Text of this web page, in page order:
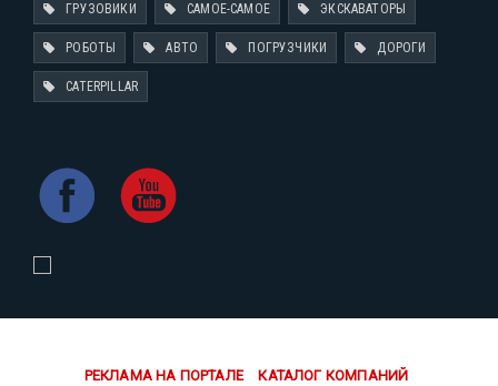
ГРУЗОВИКИ САМОЕ-САМОЕ ЭКСКАВАТОРЫ
РОБОТЫ АВТО ПОГРУЗЧИКИ ДОРОГИ
CATERPILLAR
РЕКЛАМА НА ПОРТАЛЕ КАТАЛОГ КОМПАНИЙ